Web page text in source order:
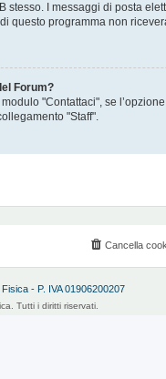
stesso. I messaggi di posta
questo programma non
Forum?
"Contattaci", se
"Staff".
Cancella
- P. IVA 01906200207
Tutti i diritti riservati.